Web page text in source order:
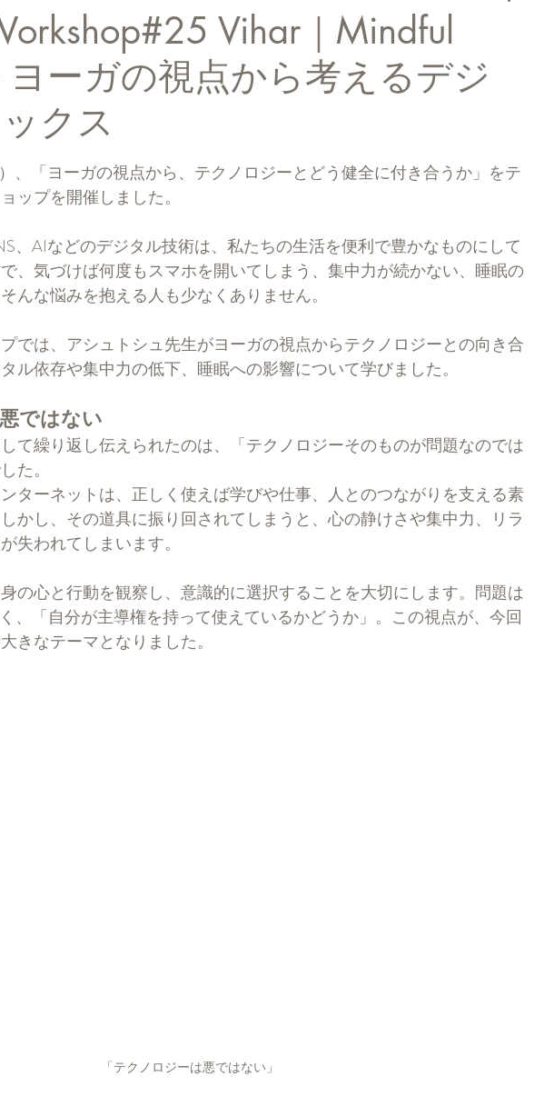
Vihar｜Mindful
ーガの視点から考えるデジ
クス
価されています。
、「ヨーガの視点から、テクノロジーとどう健全に付き合うか」をテ
ップを開催しました。
、AIなどのデジタル技術は、私たちの生活を便利で豊かなものにして
、気づけば何度もスマホを開いてしまう、集中力が続かない、睡眠の
んな悩みを抱える人も少なくありません。
では、アシュトシュ先生がヨーガの視点からテクノロジーとの向き合
ル依存や集中力の低下、睡眠への影響について学びました。
ではない
て繰り返し伝えられたのは、「テクノロジーそのものが問題なのでは
た。
ターネットは、正しく使えば学びや仕事、人とのつながりを支える素
かし、その道具に振り回されてしまうと、心の静けさや集中力、リラ
失われてしまいます。
の心と行動を観察し、意識的に選択することを大切にします。問題は
、「自分が主導権を持って使えているかどうか」。この視点が、今回
きなテーマとなりました。
「テクノロジーは悪ではない」